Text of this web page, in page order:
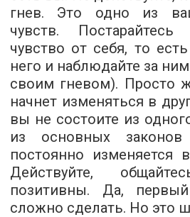
гнев. Это одно из
чувств.
чувство от себя, то
него и наблюдайте за
своим гневом). Просто
начнет изменяться в
вы не состоите из
из основных
постоянно изменяется
Действуйте,
позитивны. Да,
сложно сделать. Но это